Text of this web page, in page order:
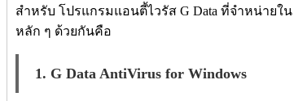
สำหรับ โปรแกรมแอนตี้ไวรัส G Data ที่จำหน่ายใ
หลัก ๆ ด้วยกันคือ
1. G Data AntiVirus for Windows